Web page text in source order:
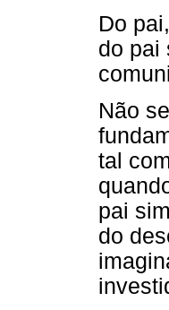
Do
do pai
Não
tal
pai
do